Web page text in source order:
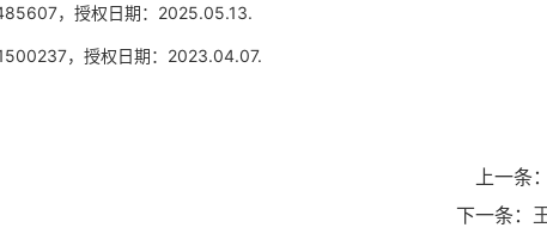
，授权日期：2025.05.13.
，授权日期：2023.04.07.
上一条
下一条：